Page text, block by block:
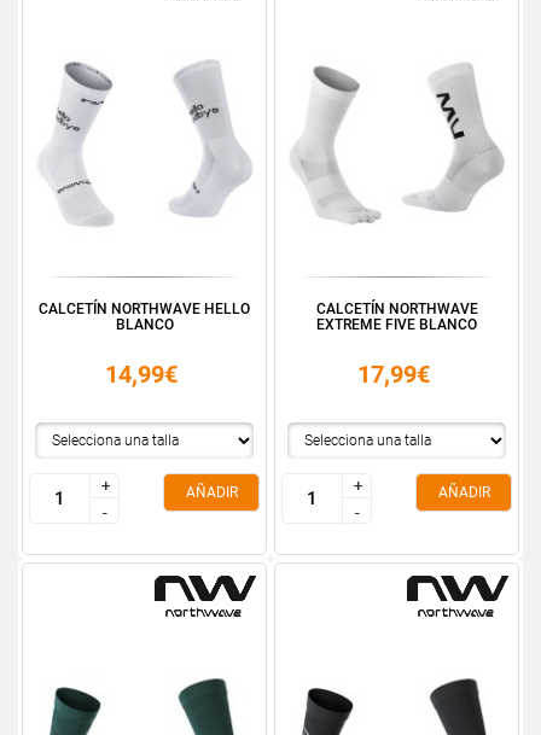
CALCETÍN NORTHWAVE HELLO
BLANCO
14,99€
+
-
+
-
AÑADIR
CALCETÍN NORTHWAVE
EXTREME FIVE BLANCO
17,99€
+
-
+
-
AÑADIR